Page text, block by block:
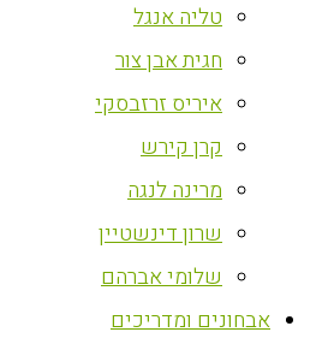
טליה אנגל
חגית אבן צור
איריס זרזבסקי
קרן קירש
מרינה לנגה
שרון דינשטיין
שלומי אברהם
אבחונים ומדריכים